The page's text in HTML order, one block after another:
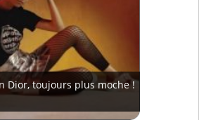
Dior, toujours plus moche !